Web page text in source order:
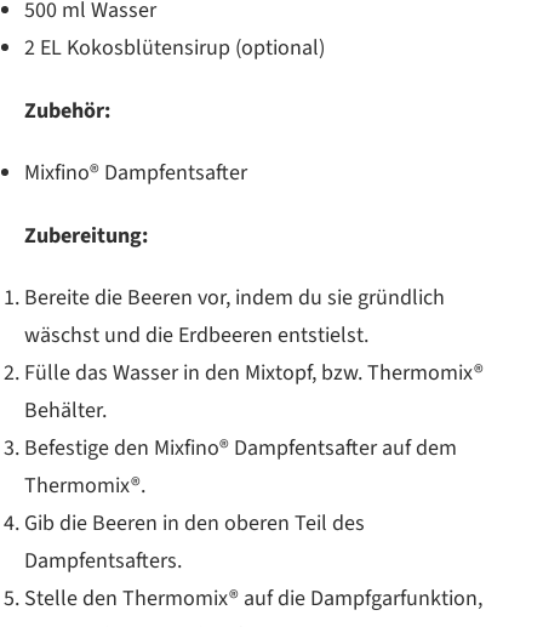
500 ml Wasser
2 EL Kokosblütensirup (optional)
Zubehör:
Mixfino® Dampfentsafter
Zubereitung:
Bereite die Beeren vor, indem du sie gründlich
wäschst und die Erdbeeren entstielst.
Fülle das Wasser in den Mixtopf, bzw. Thermomix®
Behälter.
Befestige den Mixfino® Dampfentsafter auf dem
Thermomix®.
Gib die Beeren in den oberen Teil des
Dampfentsafters.
Stelle den Thermomix® auf die Dampfgarfunktion,